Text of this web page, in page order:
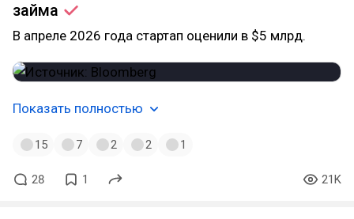
займа
В апреле 2026 года стартап оценили в $5 млрд.
Показать полностью
15 7 2 2 1
28 1 21K